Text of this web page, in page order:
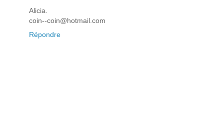
Alicia.
coin--coin@hotmail.com
Répondre